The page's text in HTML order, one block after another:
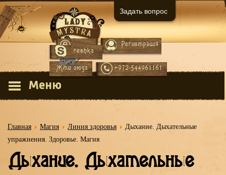
Вход Регистрация
Жми сюда +972-544961161
reshka
Меню
Главная Магия Линия здоровья
Дыхание. Дыхательные
упражнения. Здоровье. Магия
Дыхание. Дыхательные
Задать вопрос